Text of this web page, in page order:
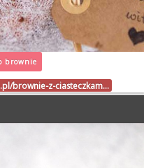
brownie
brownie-z-ciasteczkam…